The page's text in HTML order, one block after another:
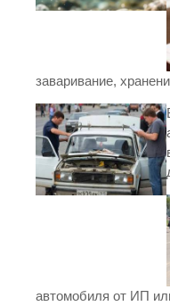
заваривание,
автомобиля от ИП